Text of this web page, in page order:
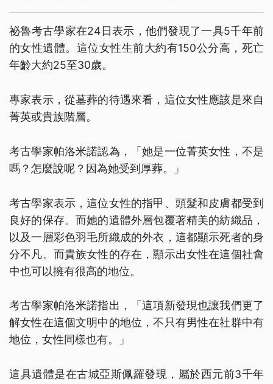
祕魯考古學家在24日表示，他們發現了一具5千年前
的女性遺體。這位女性生前大約有150公分高，死亡
年齡大約25至30歲。
專家表示，從墓葬的待遇來看，這位女性應該是來自
菁英或貴族階層。
考古學家帕洛米諾認為，「她是一位菁英女性，不是
嗎？怎麼說呢？因為她受到厚葬。」
考古學家表示，這位女性的指甲、頭髮和皮膚都受到
良好的保存。而她的遺體外層包覆著精美的紡織品，
以及一層彩色羽毛所織成的外衣，這都顯示死者的身
分不凡。而貴族女性的存在，顯示出女性在這個社會
中也可以擁有很高的地位。
考古學家帕洛米諾指出，「這項新發現也讓我們更了
解女性在這個文明中的地位，不只有男性在社群中有
地位，女性同樣也有。」
這具遺體是在古城亞斯佩羅發現，屬於西元前3千年